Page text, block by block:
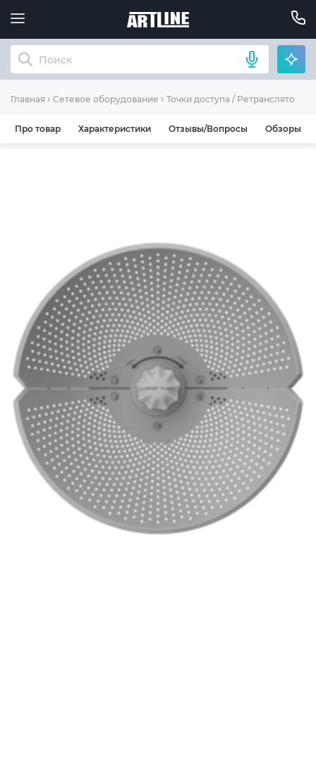
Главная Сетевое оборудование Точки доступа / Ретрансляторы
Про товар Характеристики Отзывы/Вопросы Обзоры